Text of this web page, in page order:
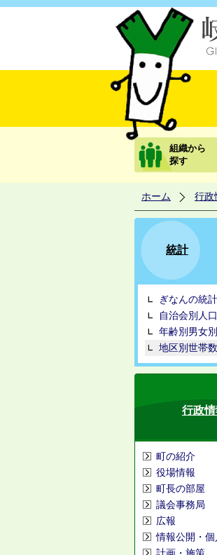
組織から
探す
ホーム 行政
統計
ぎなんの統計
自治会別人
年齢別男女
地区別世帯
行政
町の紹介
役場情報
町長の部屋
議会事務局
広報
情報公開・